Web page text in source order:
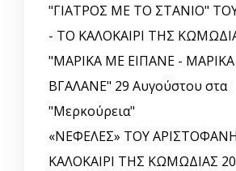
"ΓΙΑΤΡΟΣ ΜΕ ΤΟ ΣΤΑΝΙΟ"
- ΤΟ ΚΑΛΟΚΑΙΡΙ ΤΗΣ
"ΜΑΡΙΚΑ ΜΕ ΕΙΠΑΝΕ -
ΒΓΑΛΑΝΕ" 29 Αυγούστου στα
"Μερκούρεια"
«ΝΕΦΕΛΕΣ» ΤΟΥ
ΚΑΛΟΚΑΙΡΙ ΤΗΣ ΚΩΜΩΔΙΑΣ